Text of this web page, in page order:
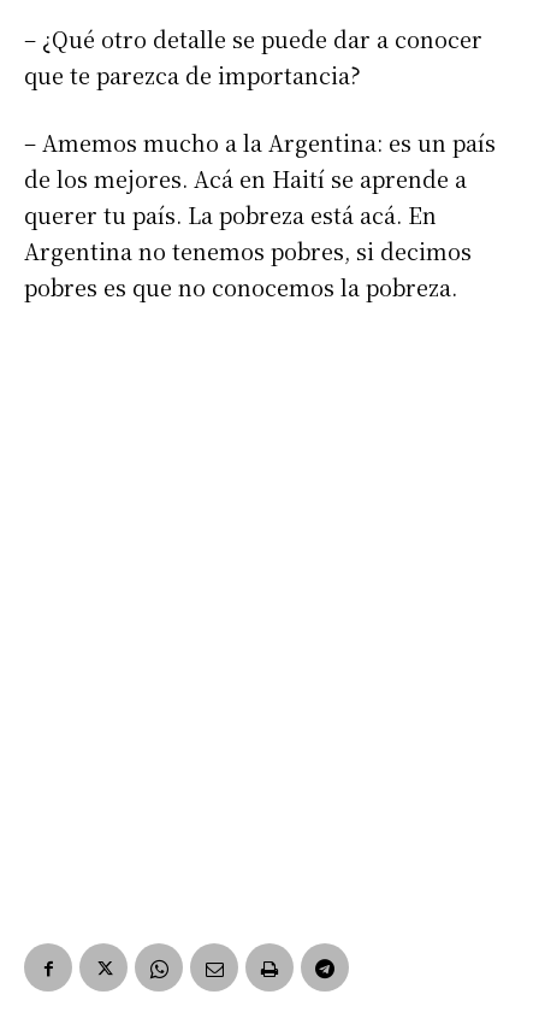
Nombre
Apellidos
Número de teléfono
– ¿Qué otro detalle se puede dar a conocer
que te parezca de importancia?
– Amemos mucho a la Argentina: es un país
de los mejores. Acá en Haití se aprende a
querer tu país. La pobreza está acá. En
Argentina no tenemos pobres, si decimos
pobres es que no conocemos la pobreza.